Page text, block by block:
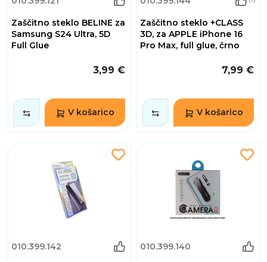
Zaščitno steklo BELINE za
Samsung S24 Ultra, 5D
Full Glue
3,99 €
V košarico
Zaščitno steklo +CLASS
3D, za APPLE iPhone 16
Pro Max, full glue, črno
7,99 €
V košarico
010.399.142 010.399.140